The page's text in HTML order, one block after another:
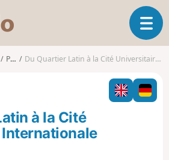
s
o
O
u
i
r
l
Paris Du Quartier Latin à la Cité Universitaire Internationale
à la Cité